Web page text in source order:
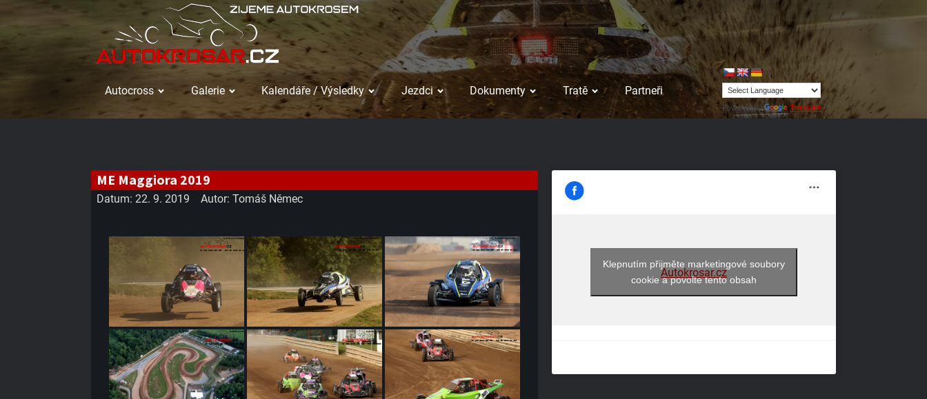
Autocross Galerie Kalendáře / Výsledky Jezdci Dokumenty Tratě Partneři
Powered by Translate
ME Maggiora 2019
Datum: 22. 9. 2019 Autor: Tomáš Němec
Autokrosar.cz
Klepnutím přijměte marketingové soubory
cookie a povolte tento obsah